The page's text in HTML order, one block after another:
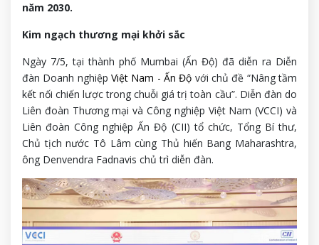
năm 2030.
Kim ngạch thương mại khởi sắc
Ngày 7/5, tại thành phố Mumbai (Ấn Độ) đã diễn ra Diễn
đàn Doanh nghiệp Việt Nam - Ấn Độ với chủ đề “Nâng tầm
kết nối chiến lược trong chuỗi giá trị toàn cầu”. Diễn đàn do
Liên đoàn Thương mại và Công nghiệp Việt Nam (VCCI) và
Liên đoàn Công nghiệp Ấn Độ (CII) tổ chức, Tổng Bí thư,
Chủ tịch nước Tô Lâm cùng Thủ hiến Bang Maharashtra,
ông Denvendra Fadnavis chủ trì diễn đàn.